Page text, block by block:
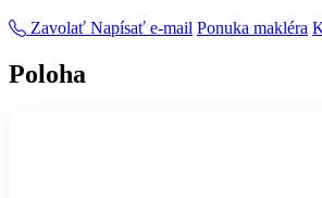
Zavolať Napísať e-mail Ponuka makléra
Poloha